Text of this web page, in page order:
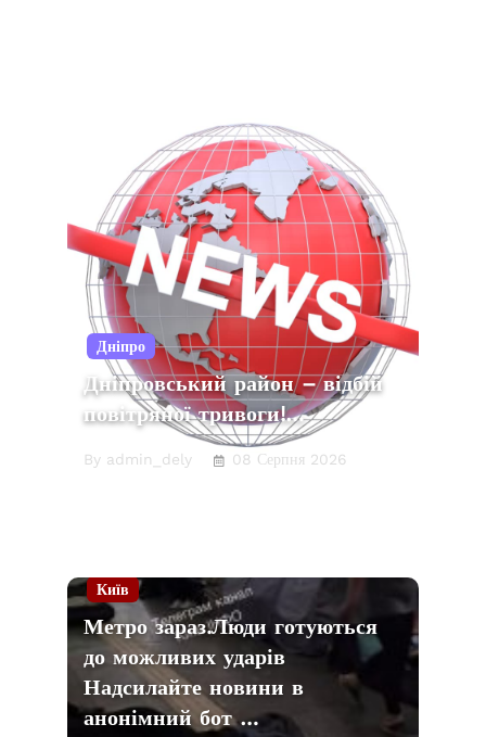
Дніпро
Дніпровський район – відбій
повітряної тривоги!…
By admin_dely 08 Серпня 2026
Київ
Метро зараз.Люди готуються
до можливих ударівㅤ
Надсилайте новини в
анонімний бот …